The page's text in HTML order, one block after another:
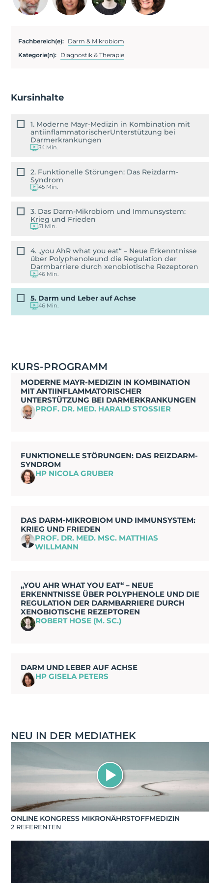
Fachbereich(e): Darm & Mikrobiom
Kategorie(n): Diagnostik & Therapie
Kursinhalte
1. Moderne Mayr-Medizin in Kombination mit
antiinflammatorischerUnterstützung bei
Darmerkrankungen
34 Min.
2. Funktionelle Störungen: Das Reizdarm-
Syndrom
45 Min.
3. Das Darm-Mikrobiom und Immunsystem:
Krieg und Frieden
51 Min.
4. „you AhR what you eat“ – Neue Erkenntnisse
über Polyphenoleund die Regulation der
Darmbarriere durch xenobiotische Rezeptoren
46 Min.
5. Darm und Leber auf Achse
46 Min.
KURS-PROGRAMM
MODERNE MAYR-MEDIZIN IN KOMBINATION
MIT ANTIINFLAMMATORISCHER
UNTERSTÜTZUNG BEI DARMERKRANKUNGEN
PROF. DR. MED. HARALD STOSSIER
FUNKTIONELLE STÖRUNGEN: DAS REIZDARM-
SYNDROM
HP NICOLA GRUBER
DAS DARM-MIKROBIOM UND IMMUNSYSTEM:
KRIEG UND FRIEDEN
PROF. DR. MED. MSC. MATTHIAS
WILLMANN
„YOU AHR WHAT YOU EAT“ – NEUE
ERKENNTNISSE ÜBER POLYPHENOLE UND DIE
REGULATION DER DARMBARRIERE DURCH
XENOBIOTISCHE REZEPTOREN
ROBERT HOSE (M. SC.)
DARM UND LEBER AUF ACHSE
HP GISELA PETERS
NEU IN DER MEDIATHEK
ONLINE KONGRESS MIKRONÄHRSTOFFMEDIZIN
2 REFERENTEN